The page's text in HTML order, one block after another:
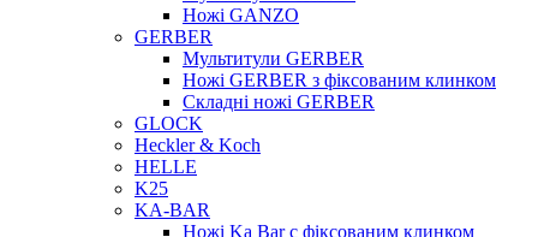
Ножі GANZO
GERBER
Мультитули GERBER
Ножі GERBER з фіксованим клинком
Складні ножі GERBER
GLOCK
Heckler & Koch
HELLE
K25
KA-BAR
Ножі Ka Bar c фіксованим клинком